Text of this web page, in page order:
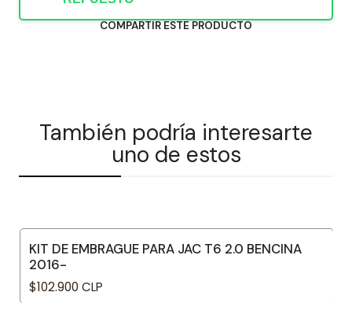
COMPARTIR ESTE PRODUCTO
También podría interesarte
uno de estos
KIT DE EMBRAGUE PARA JAC T6 2.0 BENCINA
2016-
$102.900 CLP